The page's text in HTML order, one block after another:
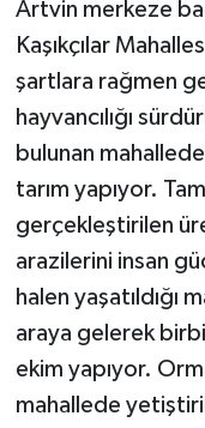
Artvin merkeze
Kaşıkçılar
şartlara rağmen
hayvancılığı
bulunan
tarım yapıyor.
gerçekleştirilen
arazilerini insan
halen yaşatıldığı
araya gelerek
ekim yapıyor.
mahallede